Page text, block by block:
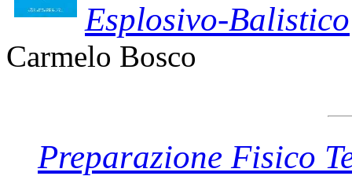
Esplosivo-Balistico
Carmelo Bosco
Preparazione Fisico